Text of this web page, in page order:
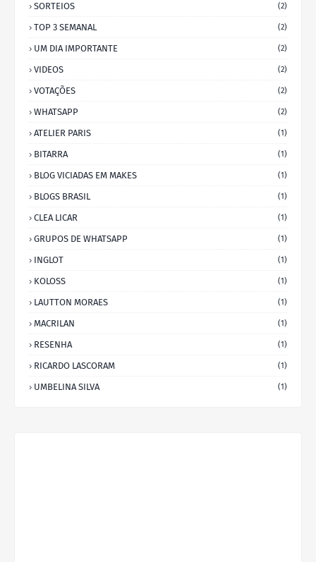
SORTEIOS (2)
TOP 3 SEMANAL (2)
UM DIA IMPORTANTE (2)
VIDEOS (2)
VOTAÇÕES (2)
WHATSAPP (2)
ATELIER PARIS (1)
BITARRA (1)
BLOG VICIADAS EM MAKES (1)
BLOGS BRASIL (1)
CLEA LICAR (1)
GRUPOS DE WHATSAPP (1)
INGLOT (1)
KOLOSS (1)
LAUTTON MORAES (1)
MACRILAN (1)
RESENHA (1)
RICARDO LASCORAM (1)
UMBELINA SILVA (1)